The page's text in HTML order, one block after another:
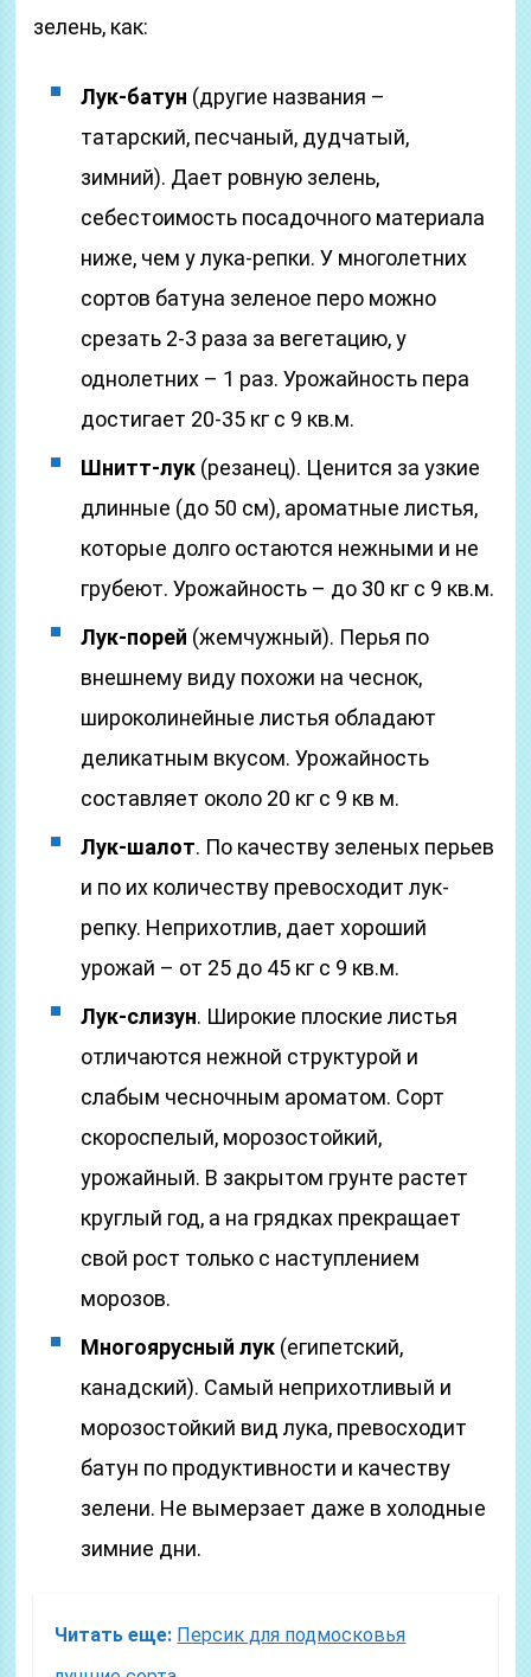
зелень, как:
Лук-батун (другие названия –
татарский, песчаный, дудчатый,
зимний). Дает ровную зелень,
себестоимость посадочного материала
ниже, чем у лука-репки. У многолетних
сортов батуна зеленое перо можно
срезать 2-3 раза за вегетацию, у
однолетних – 1 раз. Урожайность пера
достигает 20-35 кг с 9 кв.м.
Шнитт-лук (резанец). Ценится за узкие
длинные (до 50 см), ароматные листья,
которые долго остаются нежными и не
грубеют. Урожайность – до 30 кг с 9 кв.м.
Лук-порей (жемчужный). Перья по
внешнему виду похожи на чеснок,
широколинейные листья обладают
деликатным вкусом. Урожайность
составляет около 20 кг с 9 кв м.
Лук-шалот. По качеству зеленых перьев
и по их количеству превосходит лук-
репку. Неприхотлив, дает хороший
урожай – от 25 до 45 кг с 9 кв.м.
Лук-слизун. Широкие плоские листья
отличаются нежной структурой и
слабым чесночным ароматом. Сорт
скороспелый, морозостойкий,
урожайный. В закрытом грунте растет
круглый год, а на грядках прекращает
свой рост только с наступлением
морозов.
Многоярусный лук (египетский,
канадский). Самый неприхотливый и
морозостойкий вид лука, превосходит
батун по продуктивности и качеству
зелени. Не вымерзает даже в холодные
зимние дни.
Читать еще: Персик для подмосковья